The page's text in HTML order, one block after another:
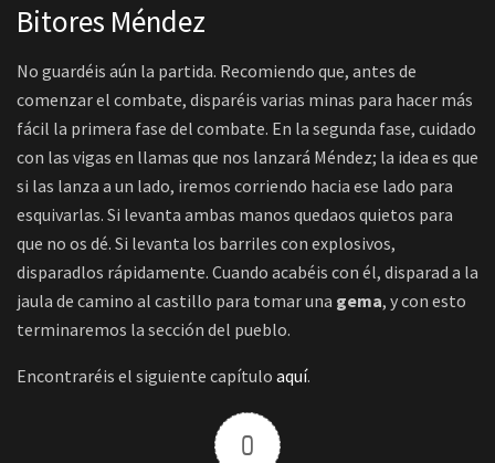
Bitores Méndez
No guardéis aún la partida. Recomiendo que, antes de
comenzar el combate, disparéis varias minas para hacer más
fácil la primera fase del combate. En la segunda fase, cuidado
con las vigas en llamas que nos lanzará Méndez; la idea es que
si las lanza a un lado, iremos corriendo hacia ese lado para
esquivarlas. Si levanta ambas manos quedaos quietos para
que no os dé. Si levanta los barriles con explosivos,
disparadlos rápidamente. Cuando acabéis con él, disparad a la
jaula de camino al castillo para tomar una gema, y con esto
terminaremos la sección del pueblo.
Encontraréis el siguiente capítulo aquí.
0